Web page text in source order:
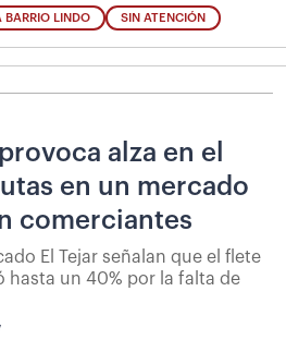
BARRIO LINDO SIN ATENCIÓN
alza en el
en un mercado
comerciantes
El Tejar señalan que el flete
hasta un 40% por la falta de